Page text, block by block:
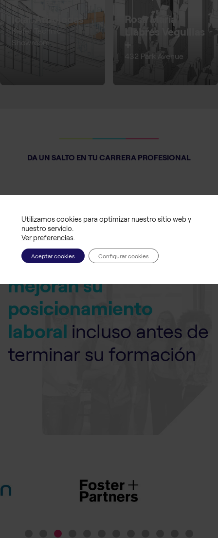
Icíar Arboledas
Kiefer Technic
Showroom
Rosa María
Llabrés Veguillas
+
432 Park Avenue
DA UN SALTO EN TU CARRERA PROFESIONAL
97%
de nuestros alumnos
mejoran su
posicionamiento
laboral incluso antes de
terminar su formación
Utilizamos cookies para optimizar nuestro sitio web y
nuestro servicio.
Ver preferencias.
Aceptar cookies Configurar cookies